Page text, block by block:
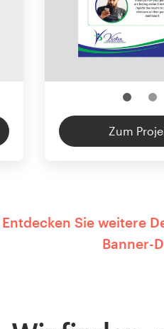
Zum
Entdecken Sie weitere
Banner-